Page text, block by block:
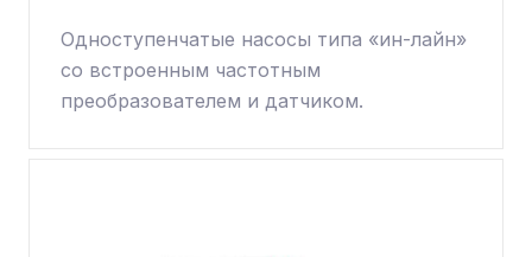
Одноступенчатые насосы типа «ин-лайн»
со встроенным частотным
преобразователем и датчиком.